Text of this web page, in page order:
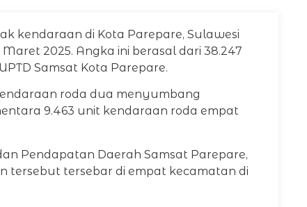
kendaraan di Kota Parepare, Sulawesi
2025. Angka ini berasal dari 38.247
Samsat Kota Parepare.
roda dua menyumbang
9.463 unit kendaraan roda empat
Pendapatan Daerah Samsat Parepare,
tersebut tersebar di empat kecamatan di